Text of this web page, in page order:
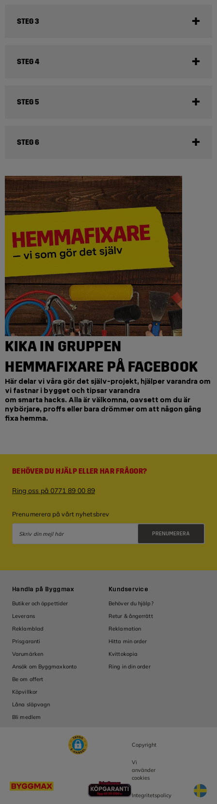
STEG 3
STEG 4
STEG 5
STEG 6
KIKA IN GRUPPEN
HEMMAFIXARE PÅ FACEBOOK
Här delar vi våra gör det själv-projekt, hjälper varandra om
vi fastnar i bygget och tipsar varandra
om smarta hacks. Alla är välkomna, oavsett om du är
nybörjare, proffs eller bara drömmer om att någon gång
fixa hemma.
BEHÖVER DU HJÄLP ELLER HAR FRÅGOR?
Ring oss på 0771 89 00 89
Prenumerera på vårt nyhetsbrev
PRENUMERERA
Handla på Byggmax
Butiker och öppettider
Leverans
Reklamblad
Prisgaranti
Varumärken
Ansök om Byggmaxkonto
Be om offert
Köpvillkor
Låna släpvagn
Bli medlem
Kundservice
Behöver du hjälp?
Retur & ångerrätt
Reklamation
Hitta min order
Kvittokopia
Ring in din order
Copyright
Vi
använder
cookies
Integritetspolicy